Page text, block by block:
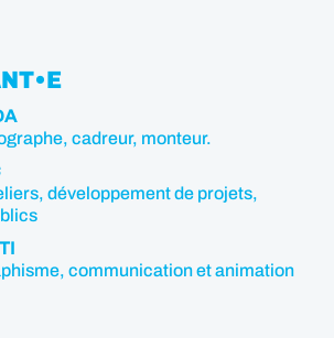
cadreur, monteur.
développement de projets,
communication et animation